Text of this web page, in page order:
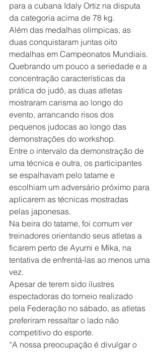
para a cubana Idaly Ortiz na disputa
da categoria acima de 78 kg.
Além das medalhas olímpicas, as
duas conquistaram juntas oito
medalhas em Campeonatos Mundiais.
Quebrando um pouco a seriedade e a
concentração características da
prática do judô, as duas atletas
mostraram carisma ao longo do
evento, arrancando risos dos
pequenos judocas ao longo das
demonstrações do workshop.
Entre o intervalo da demonstração de
uma técnica e outra, os participantes
se espalhavam pelo tatame e
escolhiam um adversário próximo para
aplicarem as técnicas mostradas
pelas japonesas.
Na beira do tatame, foi comum ver
treinadores orientando seus atletas a
ficarem perto de Ayumi e Mika, na
tentativa de enfrentá-las ao menos uma
vez.
Apesar de terem sido ilustres
espectadoras do torneio realizado
pela Federação no sábado, as atletas
preferiram ressaltar o lado não
competitivo do esporte.
“A nossa preocupação é divulgar o